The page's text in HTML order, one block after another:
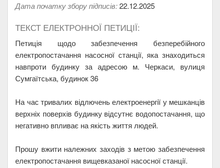
Дата початку збору підписів:22.12.2025
ТЕКСТ ЕЛЕКТРОННОЇ ПЕТИЦІЇ:
Петиція щодо забезпечення безперебійного
електропостачання насосної станції, яка знаходиться
навпроти будинку за адресою м. Черкаси, вулиця
Сумгаїтська, будинок 36
На час тривалих відлючень електроенергії у мешканців
верхніх поверхів будинку відсутнє водопостачання, що
негативно впливає на якість життя людей.
Прошу вжити належних заходів з метою забезпечення
електропостачання вищевказаної насосної станції.